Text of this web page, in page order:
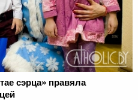
сэрца» правяла